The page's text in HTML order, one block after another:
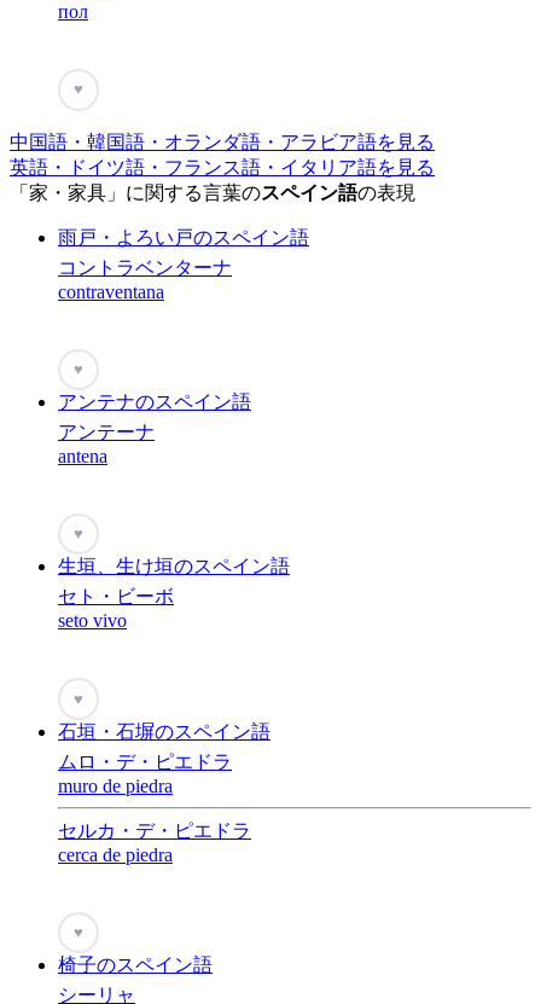
пол
♥
中国語・韓国語・オランダ語・アラビア語を見る
英語・ドイツ語・フランス語・イタリア語を見る
「家・家具」に関する言葉のスペイン語の表現
雨戸・よろい戸のスペイン語
コントラベンターナ
contraventana
♥
アンテナのスペイン語
アンテーナ
antena
♥
生垣、生け垣のスペイン語
セト・ビーボ
seto vivo
♥
石垣・石塀のスペイン語
ムロ・デ・ピエドラ
muro de piedra
セルカ・デ・ピエドラ
cerca de piedra
♥
椅子のスペイン語
シーリャ